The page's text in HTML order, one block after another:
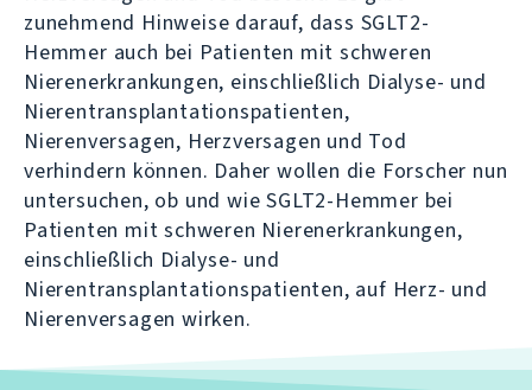
zunehmend Hinweise darauf, dass SGLT2-
Hemmer auch bei Patienten mit schweren
Nierenerkrankungen, einschließlich Dialyse- und
Nierentransplantationspatienten,
Nierenversagen, Herzversagen und Tod
verhindern können. Daher wollen die Forscher nun
untersuchen, ob und wie SGLT2-Hemmer bei
Patienten mit schweren Nierenerkrankungen,
einschließlich Dialyse- und
Nierentransplantationspatienten, auf Herz- und
Nierenversagen wirken.